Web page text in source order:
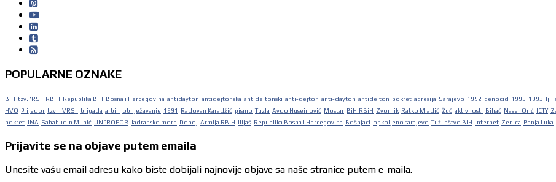
POPULARNE OZNAKE
BiH tzv."RS" RBiH Republika BiH Bosna i Hercegovina antidayton antidejtonska antidejtonski anti-dejton anti-dayton antidejton pokret agresija Sarajevo 1992 genocid 1995 1993
HVO Prijedor tzv. "VRS" brigada arbih obilježavanje 1991 Radovan Karadžić pismo Tuzla Avdo Huseinović Mostar BiH.RBiH Zvornik Ratko Mladić Žuč aktivnosti Bihać Naser Orić ICTY
pokret JNA Sabahudin Muhić UNPROFOR Jadransko more Doboj Armija RBiH Ilijaš Republika Bosna i Hercegovina Bošnjaci opkoljeno sarajevo Tužilaštvo BiH internet Zenica Banja Luka
Prijavite se na objave putem emaila
Unesite vašu email adresu kako biste dobijali najnovije objave sa naše stranice putem e-maila.